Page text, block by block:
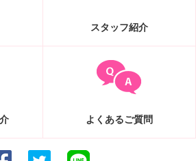
スタッフ紹介
よくあるご質問